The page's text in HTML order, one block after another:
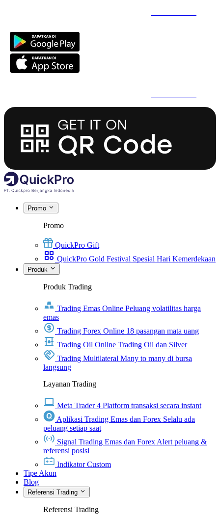
Promo
Promo
QuickPro Gift
QuickPro Gold Festival Spesial Hari Kemerdekaan
Produk
Produk Trading
Trading Emas Online Peluang volatilitas harga
emas
Trading Forex Online 18 pasangan mata uang
Trading Oil Online Trading Oil dan Silver
Trading Multilateral Many to many di bursa
langsung
Layanan Trading
Meta Trader 4 Platform transaksi secara instant
Aplikasi Trading Emas dan Forex Selalu ada
peluang setiap saat
Signal Trading Emas dan Forex Alert peluang &
referensi posisi
Indikator Custom
Tipe Akun
Blog
Referensi Trading
Referensi Trading